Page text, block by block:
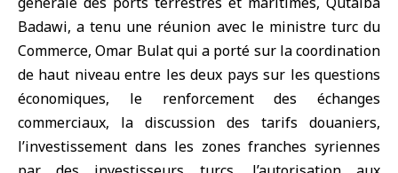
Badawi, a tenu une réunion avec le ministre turc du
Commerce, Omar Bulat qui a porté sur la coordination
de haut niveau entre les deux pays sur les questions
économiques, le renforcement des échanges
commerciaux, la discussion des tarifs douaniers,
l’investissement dans les zones franches syriennes